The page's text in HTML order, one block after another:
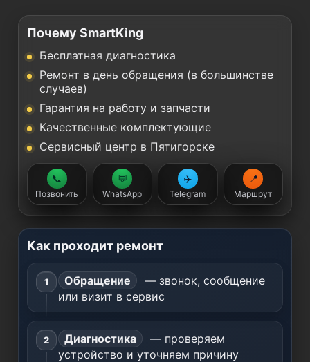
Почему SmartKing
Бесплатная диагностика
Ремонт в день обращения (в большинстве
случаев)
Гарантия на работу и запчасти
Качественные комплектующие
Сервисный центр в Пятигорске
📞
Позвонить
💬
WhatsApp
✈️
Telegram
📍
Маршрут
Как проходит ремонт
Обращение
— звонок, сообщение
или визит в сервис
Диагностика
— проверяем
устройство и уточняем причину